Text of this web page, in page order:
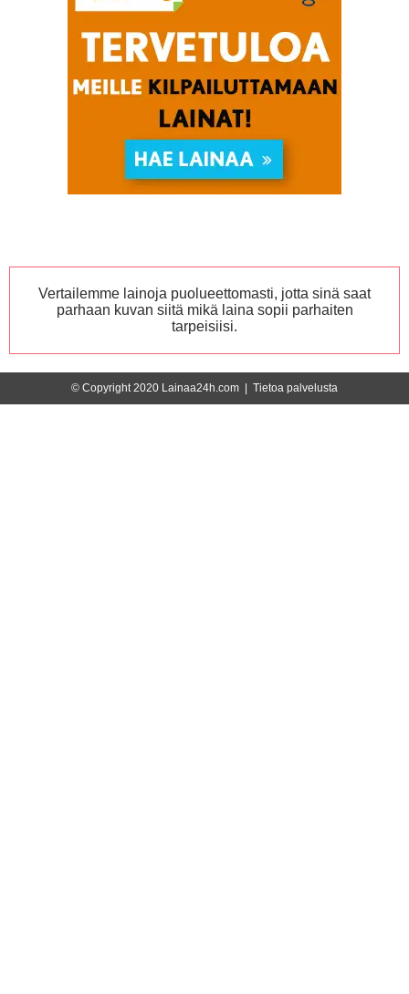
Vertailemme lainoja puolueettomasti, jotta sinä saat
parhaan kuvan siitä mikä laina sopii parhaiten
tarpeisiisi.
© Copyright 2020 Lainaa24h.com | Tietoa palvelusta